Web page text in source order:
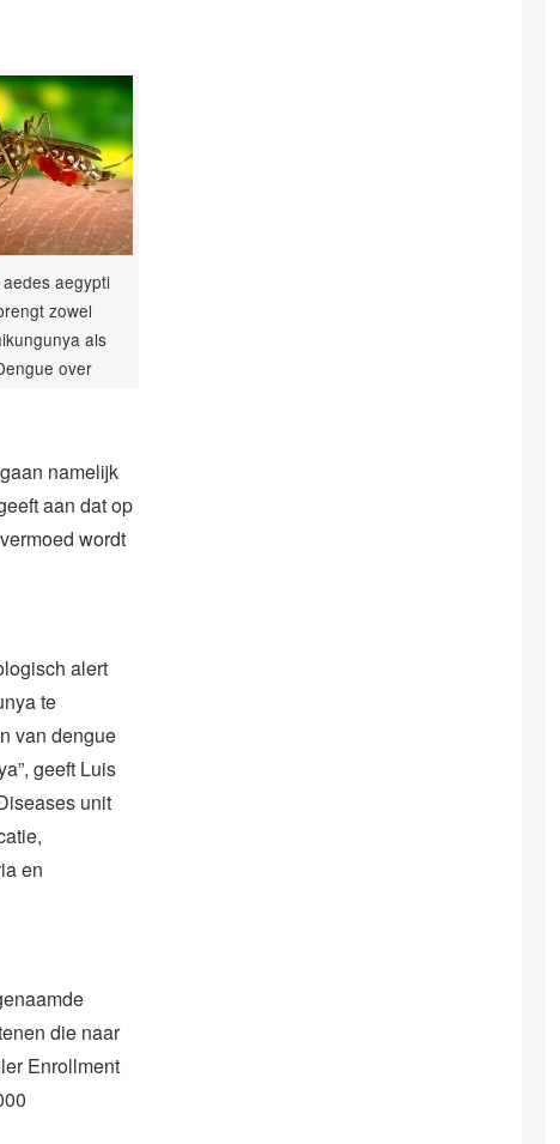
aedes aegypti
zowel
als
over
namelijk
aan dat op
wordt
alert
te
van dengue
geeft Luis
unit
en
die naar
Enrollment